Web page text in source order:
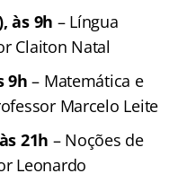
às 9h – Língua
Claiton Natal
9h – Matemática e
Marcelo Leite
21h – Noções de
Leonardo